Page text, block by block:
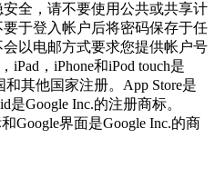
全，请不要使用公共或共享计
于登入帐户后将密码保存于任
以电邮方式要求您提供帐户号
，iPhone和iPod touch是
其他国家注册。App Store是
是Google Inc.的注册商标。
Google界面是Google Inc.的商